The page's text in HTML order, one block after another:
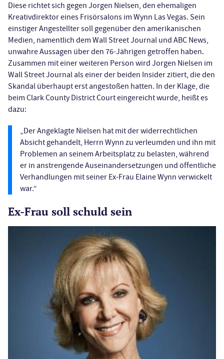
Diese richtet sich gegen Jorgen Nielsen, den ehemaligen
Kreativdirektor eines Frisörsalons im Wynn Las Vegas. Sein
einstiger Angestellter soll gegenüber den amerikanischen
Medien, namentlich dem Wall Street Journal und ABC News,
unwahre Aussagen über den 76-Jährigen getroffen haben.
Zusammen mit einer weiteren Person wird Jorgen Nielsen im
Wall Street Journal als einer der beiden Insider zitiert, die den
Skandal überhaupt erst angestoßen hatten. In der Klage, die
beim Clark County District Court eingereicht wurde, heißt es
dazu:
„Der Angeklagte Nielsen hat mit der widerrechtlichen
Absicht gehandelt, Herrn Wynn zu verleumden und ihn mit
Problemen an seinem Arbeitsplatz zu belasten, während
er in anstrengende Auseinandersetzungen und öffentliche
Verhandlungen mit seiner Ex-Frau Elaine Wynn verwickelt
war.“
Ex-Frau soll schuld sein